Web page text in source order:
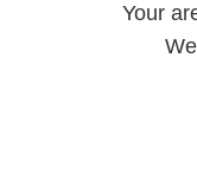
Your
水頭症